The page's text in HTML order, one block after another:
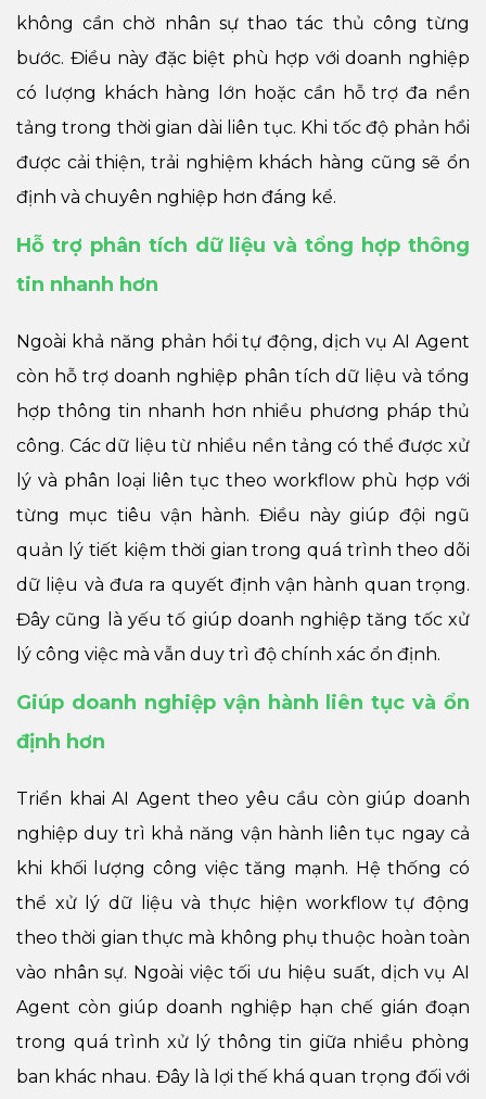
không cần chờ nhân sự thao tác thủ công từng
bước. Điều này đặc biệt phù hợp với doanh nghiệp
có lượng khách hàng lớn hoặc cần hỗ trợ đa nền
tảng trong thời gian dài liên tục. Khi tốc độ phản hồi
được cải thiện, trải nghiệm khách hàng cũng sẽ ổn
định và chuyên nghiệp hơn đáng kể.
Hỗ trợ phân tích dữ liệu và tổng hợp thông
tin nhanh hơn
Ngoài khả năng phản hồi tự động, dịch vụ AI Agent
còn hỗ trợ doanh nghiệp phân tích dữ liệu và tổng
hợp thông tin nhanh hơn nhiều phương pháp thủ
công. Các dữ liệu từ nhiều nền tảng có thể được xử
lý và phân loại liên tục theo workflow phù hợp với
từng mục tiêu vận hành. Điều này giúp đội ngũ
quản lý tiết kiệm thời gian trong quá trình theo dõi
dữ liệu và đưa ra quyết định vận hành quan trọng.
Đây cũng là yếu tố giúp doanh nghiệp tăng tốc xử
lý công việc mà vẫn duy trì độ chính xác ổn định.
Giúp doanh nghiệp vận hành liên tục và ổn
định hơn
Triển khai AI Agent theo yêu cầu còn giúp doanh
nghiệp duy trì khả năng vận hành liên tục ngay cả
khi khối lượng công việc tăng mạnh. Hệ thống có
thể xử lý dữ liệu và thực hiện workflow tự động
theo thời gian thực mà không phụ thuộc hoàn toàn
vào nhân sự. Ngoài việc tối ưu hiệu suất, dịch vụ AI
Agent còn giúp doanh nghiệp hạn chế gián đoạn
trong quá trình xử lý thông tin giữa nhiều phòng
ban khác nhau. Đây là lợi thế khá quan trọng đối với